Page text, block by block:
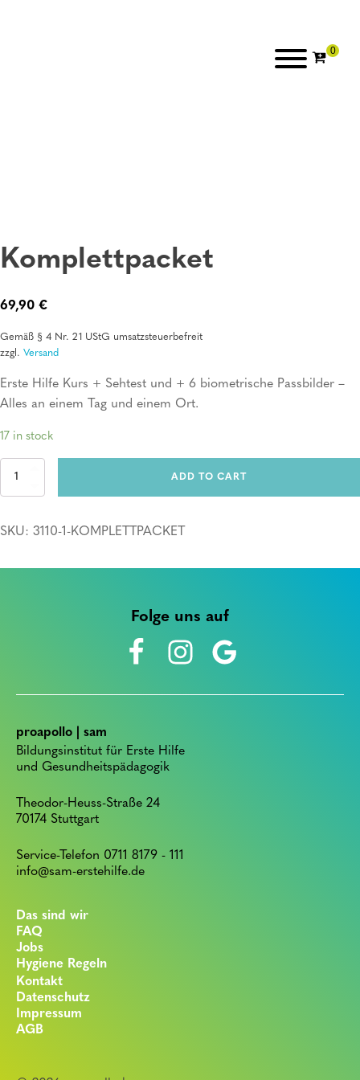
Komplettpacket
69,90 €
Gemäß § 4 Nr. 21 UStG umsatzsteuerbefreit
zzgl. Versand
Erste Hilfe Kurs + Sehtest und + 6 biometrische Passbilder –
Alles an einem Tag und einem Ort.
17 in stock
Komplettpacket
ADD TO CART
SKU: 3110-1-KOMPLETTPACKET
Folge uns auf
proapollo | sam
Bildungsinstitut für Erste Hilfe
und Gesundheitspädagogik
Theodor-Heuss-Straße 24
70174 Stuttgart
Service-Telefon 0711 8179 - 111
info@sam-erstehilfe.de
Das sind wir
FAQ
Jobs
Hygiene Regeln
Kontakt
Datenschutz
Impressum
AGB